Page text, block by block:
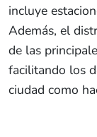
incluye
Además, el
de las
facilitando los
ciudad como